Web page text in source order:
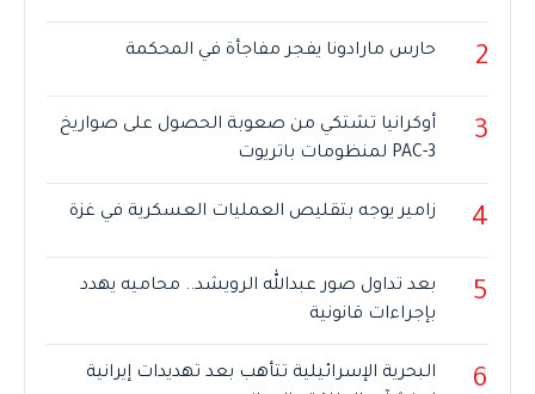
2 حارس مارادونا يفجر مفاجأة في المحكمة
3
أوكرانيا تشتكي من صعوبة الحصول على صواريخ
PAC-3 لمنظومات باتريوت
4 زامير يوجه بتقليص العمليات العسكرية في غزة
5
بعد تداول صور عبدالله الرويشد.. محاميه يهدد
بإجراءات قانونية
6
البحرية الإسرائيلية تتأهب بعد تهديدات إيرانية